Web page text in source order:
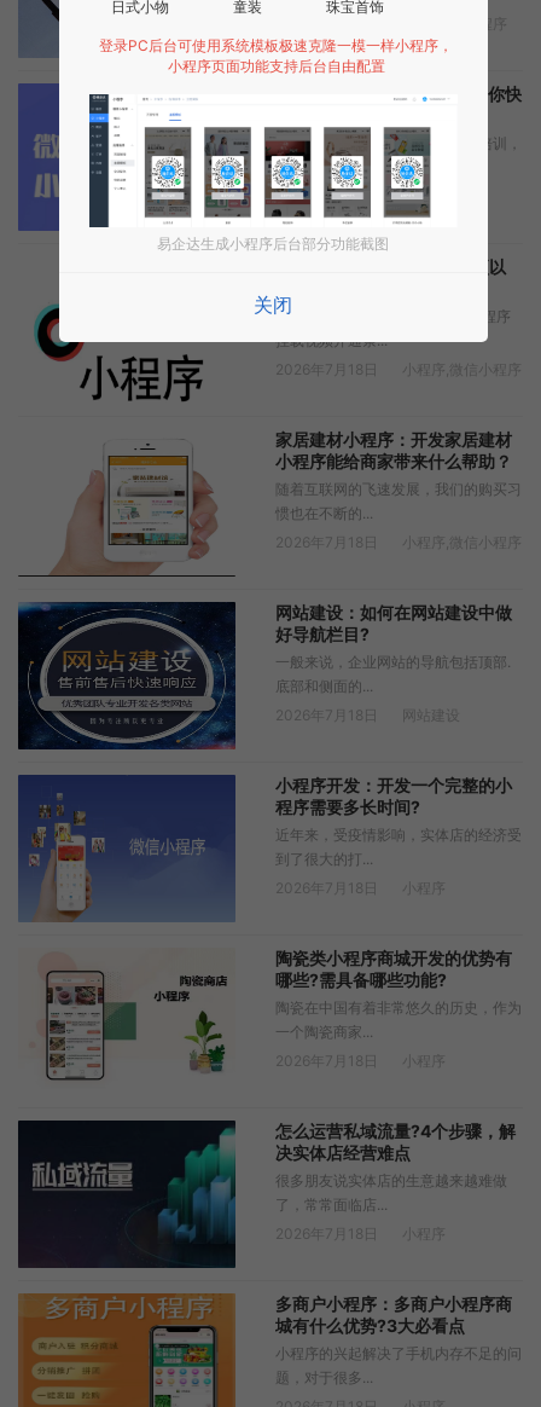
小程序
小程序开发技能培训7个帮助你快
如果您想要进行小程序开发技能培训，
以下是几个实...
2026年7月18日
小程序
抖音小程序开通5个注意事项以
抖音小程序开通条件注意事项 小程序
挂载视频开通条...
2026年7月18日
小程序 微信小程序
家居建材小程序：开发家居建材
小程序能给商家带来什么帮助？
随着互联网的飞速发展，我们的购买习
惯也在不断的...
2026年7月18日
小程序 微信小程序
网站建设：如何在网站建设中做
好导航栏目?
一般来说，企业网站的导航包括顶部.
底部和侧面的...
2026年7月18日
网站建设
小程序开发：开发一个完整的小
程序需要多长时间?
近年来，受疫情影响，实体店的经济受
到了很大的打...
2026年7月18日
小程序
陶瓷类小程序商城开发的优势有
哪些?需具备哪些功能?
陶瓷在中国有着非常悠久的历史，作为
一个陶瓷商家...
2026年7月18日
小程序
怎么运营私域流量?4个步骤，解
决实体店经营难点
很多朋友说实体店的生意越来越难做
了，常常面临店...
2026年7月18日
小程序
多商户小程序：多商户小程序商
城有什么优势?3大必看点
小程序的兴起解决了手机内存不足的问
题，对于很多...
日式小物 童装 珠宝首饰
登录PC后台可使用系统模板极速克隆一模一样小程序，
小程序页面功能支持后台自由配置
易企达生成小程序后台部分功能截图
关闭